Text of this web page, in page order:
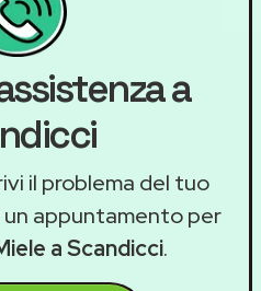
a
il problema del tuo
appuntamento per
a Scandicci.